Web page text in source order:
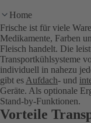
Home
Frische ist für viele
Medikamente, Farben
Fleisch handelt. Die
Transportkühlsysteme
individuell in nahezu
gibt es Aufdach- und
Geräte. Als optionale
Stand-by-Funktionen.
Vorteile